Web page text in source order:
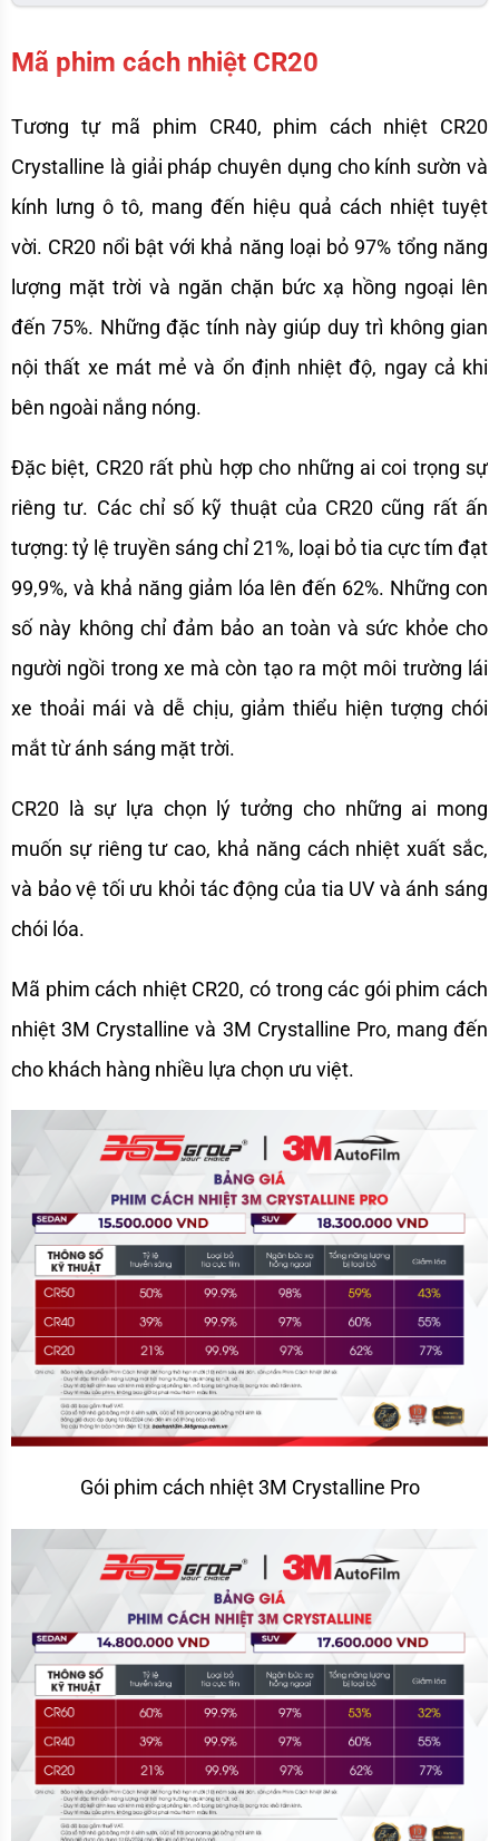
Mã phim cách nhiệt CR20
Tương tự mã phim CR40, phim cách nhiệt CR20
Crystalline là giải pháp chuyên dụng cho kính sườn và
kính lưng ô tô, mang đến hiệu quả cách nhiệt tuyệt
vời. CR20 nổi bật với khả năng loại bỏ 97% tổng năng
lượng mặt trời và ngăn chặn bức xạ hồng ngoại lên
đến 75%. Những đặc tính này giúp duy trì không gian
nội thất xe mát mẻ và ổn định nhiệt độ, ngay cả khi
bên ngoài nắng nóng.
Đặc biệt, CR20 rất phù hợp cho những ai coi trọng sự
riêng tư. Các chỉ số kỹ thuật của CR20 cũng rất ấn
tượng: tỷ lệ truyền sáng chỉ 21%, loại bỏ tia cực tím đạt
99,9%, và khả năng giảm lóa lên đến 62%. Những con
số này không chỉ đảm bảo an toàn và sức khỏe cho
người ngồi trong xe mà còn tạo ra một môi trường lái
xe thoải mái và dễ chịu, giảm thiểu hiện tượng chói
mắt từ ánh sáng mặt trời.
CR20 là sự lựa chọn lý tưởng cho những ai mong
muốn sự riêng tư cao, khả năng cách nhiệt xuất sắc,
và bảo vệ tối ưu khỏi tác động của tia UV và ánh sáng
chói lóa.
Mã phim cách nhiệt CR20, có trong các gói phim cách
nhiệt 3M Crystalline và 3M Crystalline Pro, mang đến
cho khách hàng nhiều lựa chọn ưu việt.
Gói phim cách nhiệt 3M Crystalline Pro